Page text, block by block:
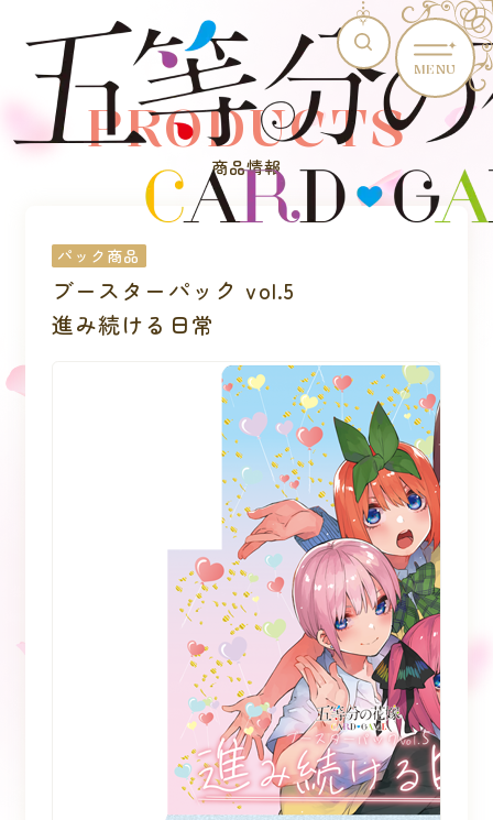
MENU
PRODUCTS
商品情報
パック商品
ブースターパック vol.5
進み続ける日常